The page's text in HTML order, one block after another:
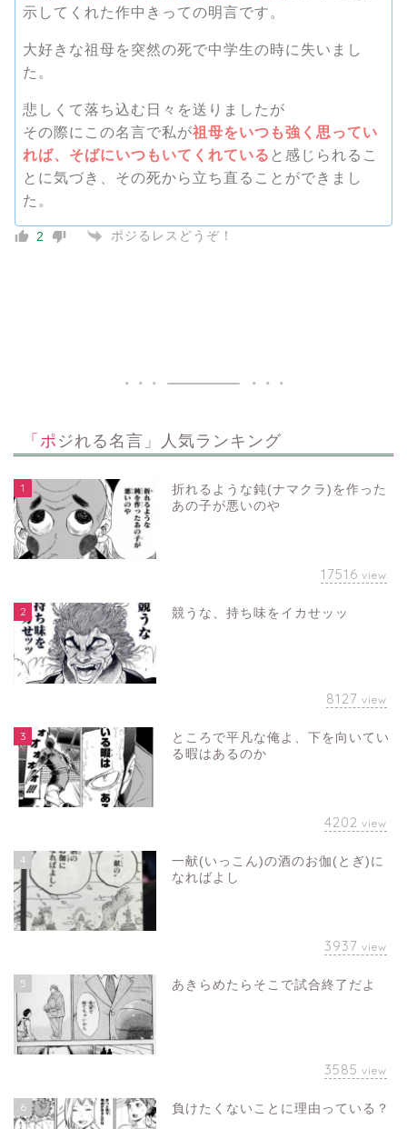
示してくれた作中きっての明言です。
大好きな祖母を突然の死で中学生の時に失いまし
た。
悲しくて落ち込む日々を送りましたが
その際にこの名言で私が祖母をいつも強く思ってい
れば、そばにいつもいてくれている と感じられるこ
とに気づき、その死から立ち直ることができまし
た。
2 ポジるレスどうぞ！
「ポジれる名言」人気ランキング
1
折れるような鈍(ナマクラ)を作った
あの子が悪いのや
17516 view
2 競うな、持ち味をイカせッッ
8127 view
3
ところで平凡な俺よ、下を向いてい
る暇はあるのか
4202 view
4
一献(いっこん)の酒のお伽(とぎ)に
なればよし
3937 view
5 あきらめたらそこで試合終了だよ
3585 view
6 負けたくないことに理由っている？